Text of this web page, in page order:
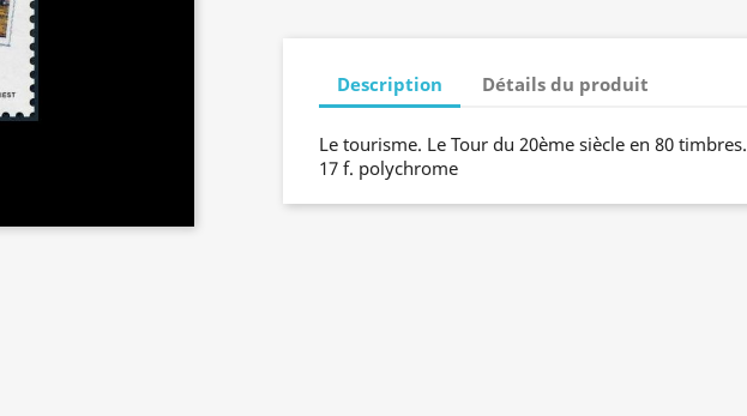
Description Détails du produit
Le tourisme. Le Tour du 20ème siècle en 80 timbres.
17 f. polychrome